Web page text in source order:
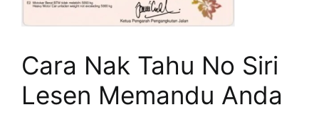
Cara Nak Tahu No Siri
Lesen Memandu Anda